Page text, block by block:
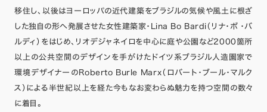
移住し、以後はヨーロッパの近代建築をブラジルの気候や風土に根ざ
した独自の形へ発展させた女性建築家・Lina Bo Bardi（リナ・ボ ・バ
ルディ）をはじめ、リオデジャネイロを中心に庭や公園など2000箇所
以上の公共空間のデザインを手がけたドイツ系ブラジル人造園家で
環境デザイナーのRoberto Burle Marx（ロバート・ブール・マルク
ス）による半世紀以上を経た今もなお変わらぬ魅力を持つ空間の数々
に着目。